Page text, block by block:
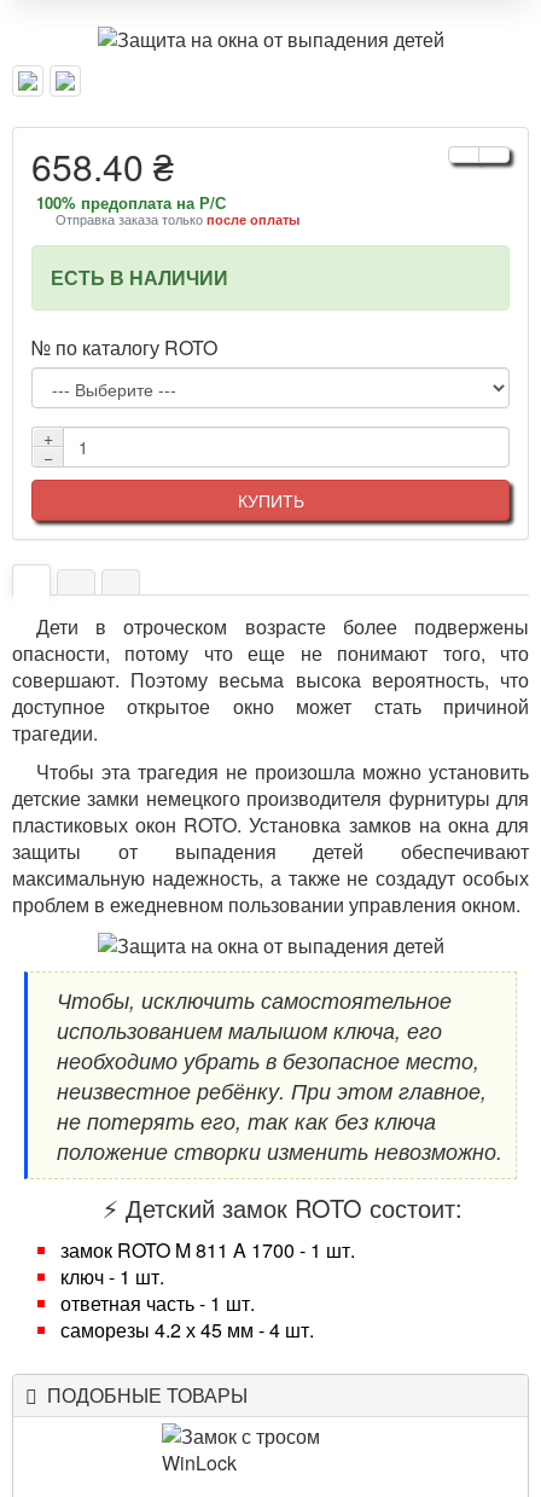
658.40 ₴
100% предоплата на Р/С
Отправка заказа только после оплаты
ЕСТЬ В НАЛИЧИИ
№ по каталогу ROTO
+
−
КУПИТЬ
Дети в отроческом возрасте более подвержены
опасности, потому что еще не понимают того, что
совершают. Поэтому весьма высока вероятность, что
доступное открытое окно может стать причиной
трагедии.
Чтобы эта трагедия не произошла можно установить
детские замки немецкого производителя фурнитуры для
пластиковых окон ROTO. Установка замков на окна для
защиты от выпадения детей обеспечивают
максимальную надежность, а также не создадут особых
проблем в ежедневном пользовании управления окном.
Чтобы, исключить самостоятельное
использованием малышом ключа, его
необходимо убрать в безопасное место,
неизвестное ребёнку. При этом главное,
не потерять его, так как без ключа
положение створки изменить невозможно.
⚡ Детский замок ROTO состоит:
замок ROTO M 811 A 1700 - 1 шт.
ключ - 1 шт.
ответная часть - 1 шт.
саморезы 4.2 х 45 мм - 4 шт.
ПОДОБНЫЕ ТОВАРЫ